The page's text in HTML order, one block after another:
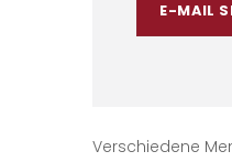
E-MAIL
Verschiedene